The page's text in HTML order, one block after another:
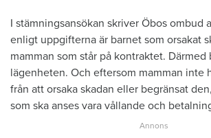
I stämningsansökan skriver Öbos ombud
enligt uppgifterna är barnet som orsakat
mamman som står på kontraktet. Därmed
lägenheten. Och eftersom mamman inte
från att orsaka skadan eller begränsat
som ska anses vara vållande och